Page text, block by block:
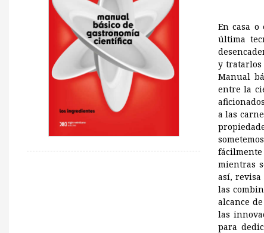
En casa
última
y tratarlos
Manual
entre la
a las
mientras
así, revisa
las
alcance
las
para